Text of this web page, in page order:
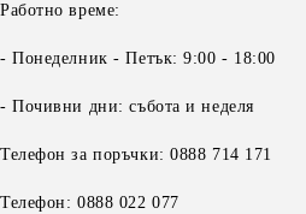
Работно време:
- Понеделник - Петък: 9:00 - 18:00
- Почивни дни: събота и неделя
Телефон за поръчки: 0888 714 171
Телефон: 0888 022 077